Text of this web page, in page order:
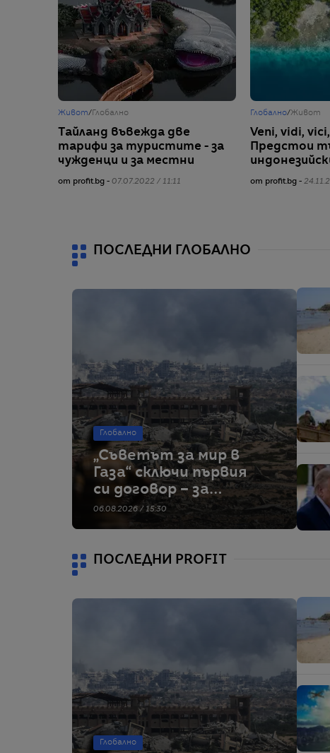
Живот/Глобално
Тайланд въвежда две
тарифи за туристите - за
чужденци и за местни
от profit.bg - 07.07.2022 / 11:11
Глобално/Живот
Veni, vidi,
Предстои
от profit.bg -
ПОСЛЕДНИ ГЛОБАЛНО
Глобално
„Съветът за мир в
Газа“ сключи първия
си договор – за
строителство на
06.08.2026 / 15:30
ПОСЛЕДНИ PROFIT
Глобално